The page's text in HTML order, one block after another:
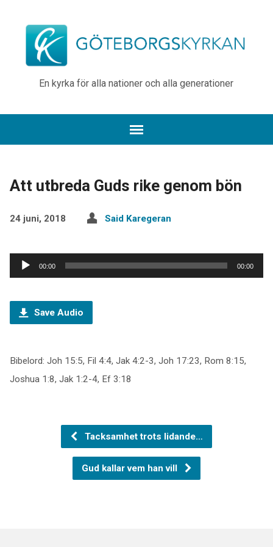
En kyrka för alla nationer och alla generationer
Att utbreda Guds rike genom bön
24 juni, 2018 Said Karegeran
Ljudspelare
00:00 00:00
Save Audio
Bibelord: Joh 15:5, Fil 4:4, Jak 4:2-3, Joh 17:23, Rom 8:15,
Joshua 1:8, Jak 1:2-4, Ef 3:18
Tacksamhet trots lidande…
Gud kallar vem han vill